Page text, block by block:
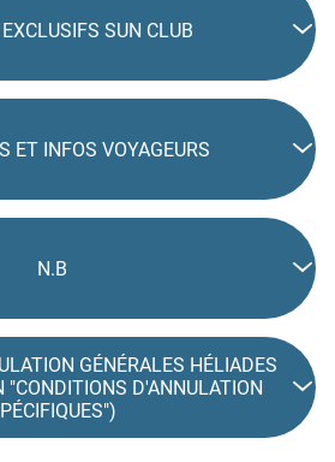
SUN CLUB
ET INFOS VOYAGEURS
N.B
GÉNÉRALES HÉLIADES
"CONDITIONS D'ANNULATION